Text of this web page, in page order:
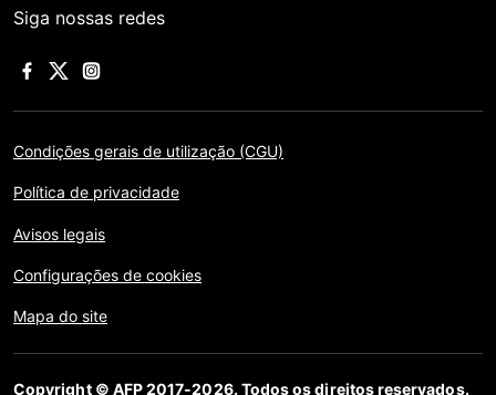
Siga nossas redes
Condições gerais de utilização (CGU)
Política de privacidade
Avisos legais
Configurações de cookies
Mapa do site
Copyright © AFP 2017-2026. Todos os direitos reservados.